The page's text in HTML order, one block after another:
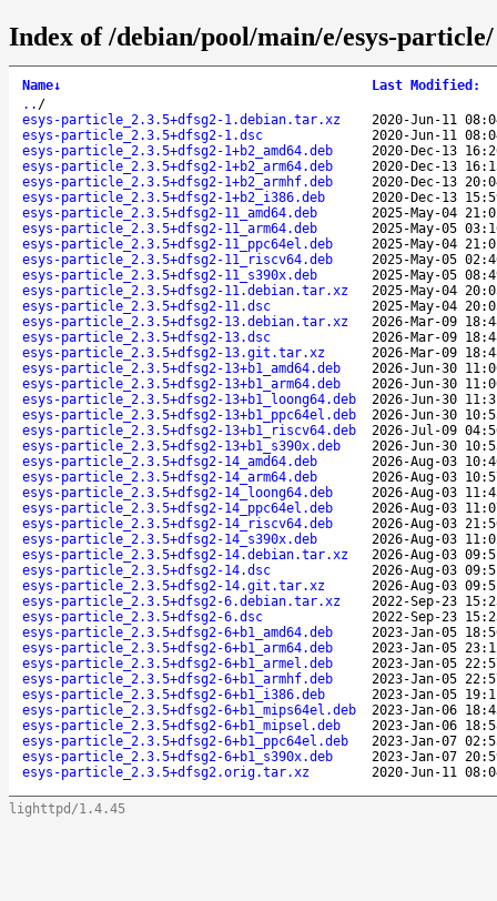
Index of /debian/pool/main/e/esys-particle/
Name↓ Last Modified :
.. /
esys-particle_2.3.5+dfsg2-1.debian.tar.xz
2020-Jun-11
esys-particle_2.3.5+dfsg2-1.dsc
2020-Jun-11
esys-particle_2.3.5+dfsg2-1+b2_amd64.deb
2020-Dec-13
esys-particle_2.3.5+dfsg2-1+b2_arm64.deb
2020-Dec-13
esys-particle_2.3.5+dfsg2-1+b2_armhf.deb
2020-Dec-13
esys-particle_2.3.5+dfsg2-1+b2_i386.deb
2020-Dec-13
esys-particle_2.3.5+dfsg2-11_amd64.deb
2025-May-04
esys-particle_2.3.5+dfsg2-11_arm64.deb
2025-May-05
esys-particle_2.3.5+dfsg2-11_ppc64el.deb
2025-May-04
esys-particle_2.3.5+dfsg2-11_riscv64.deb
2025-May-05
esys-particle_2.3.5+dfsg2-11_s390x.deb
2025-May-05
esys-particle_2.3.5+dfsg2-11.debian.tar.xz
2025-May-04
esys-particle_2.3.5+dfsg2-11.dsc
2025-May-04
esys-particle_2.3.5+dfsg2-13.debian.tar.xz
2026-Mar-09
esys-particle_2.3.5+dfsg2-13.dsc
2026-Mar-09
esys-particle_2.3.5+dfsg2-13.git.tar.xz
2026-Mar-09
esys-particle_2.3.5+dfsg2-13+b1_amd64.deb
2026-Jun-30
esys-particle_2.3.5+dfsg2-13+b1_arm64.deb
2026-Jun-30
esys-particle_2.3.5+dfsg2-13+b1_loong64.deb
2026-Jun-30
esys-particle_2.3.5+dfsg2-13+b1_ppc64el.deb
2026-Jun-30
esys-particle_2.3.5+dfsg2-13+b1_riscv64.deb
2026-Jul-09
esys-particle_2.3.5+dfsg2-13+b1_s390x.deb
2026-Jun-30
esys-particle_2.3.5+dfsg2-14_amd64.deb
2026-Aug-03
esys-particle_2.3.5+dfsg2-14_arm64.deb
2026-Aug-03
esys-particle_2.3.5+dfsg2-14_loong64.deb
2026-Aug-03
esys-particle_2.3.5+dfsg2-14_ppc64el.deb
2026-Aug-03
esys-particle_2.3.5+dfsg2-14_riscv64.deb
2026-Aug-03
esys-particle_2.3.5+dfsg2-14_s390x.deb
2026-Aug-03
esys-particle_2.3.5+dfsg2-14.debian.tar.xz
2026-Aug-03
esys-particle_2.3.5+dfsg2-14.dsc
2026-Aug-03
esys-particle_2.3.5+dfsg2-14.git.tar.xz
2026-Aug-03
esys-particle_2.3.5+dfsg2-6.debian.tar.xz
2022-Sep-23
esys-particle_2.3.5+dfsg2-6.dsc
2022-Sep-23
esys-particle_2.3.5+dfsg2-6+b1_amd64.deb
2023-Jan-05
esys-particle_2.3.5+dfsg2-6+b1_arm64.deb
2023-Jan-05
esys-particle_2.3.5+dfsg2-6+b1_armel.deb
2023-Jan-05
esys-particle_2.3.5+dfsg2-6+b1_armhf.deb
2023-Jan-05
esys-particle_2.3.5+dfsg2-6+b1_i386.deb
2023-Jan-05
esys-particle_2.3.5+dfsg2-6+b1_mips64el.deb
2023-Jan-06
esys-particle_2.3.5+dfsg2-6+b1_mipsel.deb
2023-Jan-06
esys-particle_2.3.5+dfsg2-6+b1_ppc64el.deb
2023-Jan-07
esys-particle_2.3.5+dfsg2-6+b1_s390x.deb
2023-Jan-07
esys-particle_2.3.5+dfsg2.orig.tar.xz
2020-Jun-11
lighttpd/1.4.45